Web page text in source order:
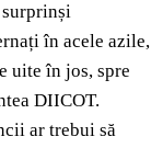
în acele azile,
uite în jos, spre
DIICOT.
ar trebui să